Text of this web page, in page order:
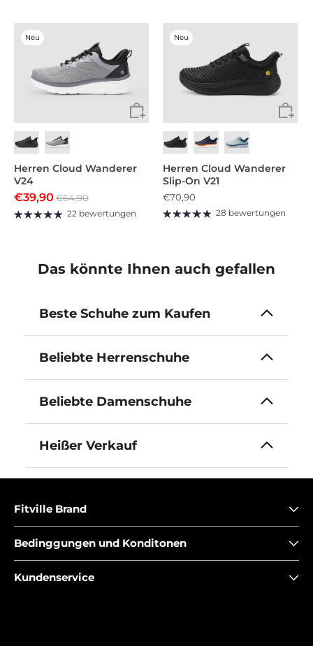
Neu
Herren Cloud Wanderer
V24
€39,90 €64,90
22 bewertungen
Neu
Herren Cloud Wanderer
Slip-On V21
€70,90
28 bewertungen
Das könnte Ihnen auch gefallen
Beste Schuhe zum Kaufen
Beliebte Herrenschuhe
Beliebte Damenschuhe
Heißer Verkauf
Fitville Brand
Bedinggungen und Konditonen
Kundenservice